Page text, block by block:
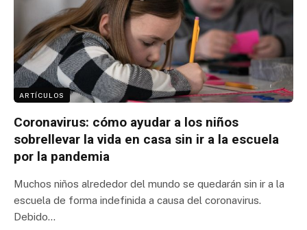
ARTÍCULOS
Coronavirus: cómo ayudar a los niños
sobrellevar la vida en casa sin ir a la escuela
por la pandemia
Muchos niños alrededor del mundo se quedarán sin ir a la
escuela de forma indefinida a causa del coronavirus.
Debido…